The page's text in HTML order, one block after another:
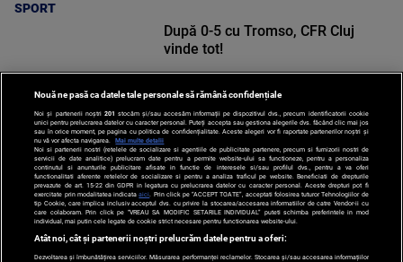
SPORT
SPORT
După 0-5 cu Tromso, CFR Cluj
vinde tot!
Nouă ne pasă ca datele tale personale să rămână confidențiale
Noi și partenerii noștri 201 stocăm și/sau accesăm informații pe dispozitivul dvs., precum identificatorii cookie
unici pentru prelucrarea datelor cu caracter personal. Puteți accepta sau gestiona alegerile dvs. făcând clic mai jos
sau în orice moment, pe pagina cu politica de confidențialitate. Aceste alegeri vor fi raportate partenerilor noștri și
nu vă vor afecta navigarea.
Mai multe detalii
Noi si partenerii nostri (retelele de socializare si agentiile de publicitate partenere, precum si furnizorii nostri de
servicii de date analitice) prelucram date pentru a permite website-ului sa functioneze, pentru a personaliza
continutul si anunturile publicitare afisate in functie de interesele si/sau profilul dvs., pentru a va oferi
functionalitati aferente retelelor de socializare si pentru a analiza traficul pe website. Beneficiati de drepturile
prevazute de art. 15-22 din GDPR in legatura cu prelucrarea datelor cu caracter personal. Aceste drepturi pot fi
exercitate prin modalitatea indicataaici . Prin click pe “ACCEPT TOATE”, acceptati folosirea tuturor Tehnologiilor de
tip Cookie, care implica inclusiv acceptul dvs. cu privire la stocarea/accesarea informatiilor de catre Vendor-ii cu
care colaboram. Prin click pe “VREAU SA MODIFIC SETARILE INDIVIDUAL” puteti schimba preferintele in mod
individual, mai putin cele legate de cookie strict necesare pentru functionarea website-ului.
Atât noi, cât și partenerii noștri prelucrăm datele pentru a oferi:
Dezvoltarea și îmbunătățirea serviciilor. Măsurarea performanței reclamelor. Stocarea și/sau accesarea informațiilor